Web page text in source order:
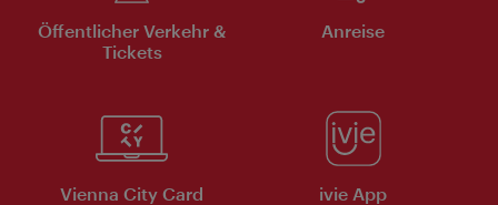
Öffentlicher Verkehr &
Tickets
Anreise
Vienna City Card ivie App